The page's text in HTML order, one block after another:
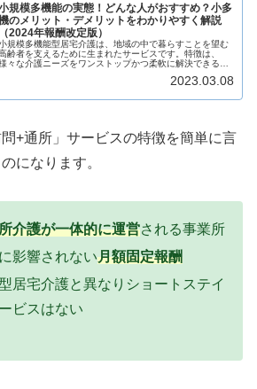
規模多機能の実態！どんな人がおすすめ？小多
のメリット・デメリットをわかりやすく解説
（2024年報酬改定版）
規模多機能型居宅介護は、地域の中で暮らすことを望む
高齢者を支えるために生まれたサービスです。特徴は、
々な介護ニーズをワンストップかつ柔軟に解決できるこ
2023.03.08
+通所」サービスの特徴を簡単に言
になります。
介護が一体的に運営される事業所
影響されない月額固定報酬
居宅介護と異なりショートステイ
ビスはない